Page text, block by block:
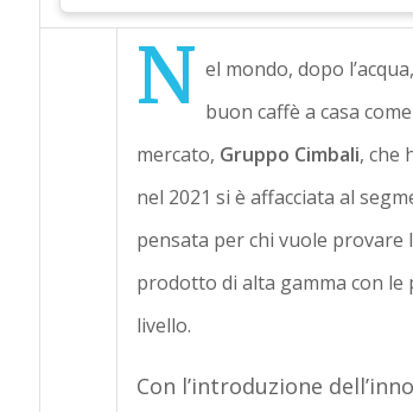
N el mondo, dopo
buon caffè a casa
mercato, Gruppo Cimbali, che
nel 2021 si è affacciata al
pensata per chi vuole provare
prodotto di alta gamma con
livello.
Con l’introduzione